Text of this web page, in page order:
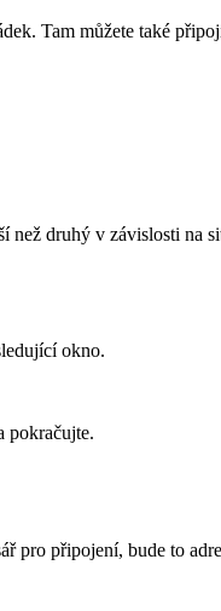
Tam můžete také
než druhý v závislosti na
okno.
pokračujte.
pro připojení, bude to